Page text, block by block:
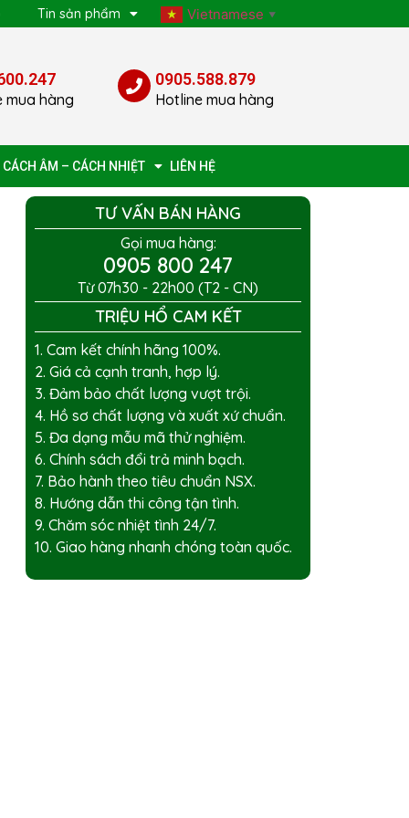
Tin sản phẩm Vietnamese ▼
mua hàng
0905.588.879
Hotline mua hàng
CÁCH ÂM – CÁCH NHIỆT LIÊN HỆ
TƯ VẤN BÁN HÀNG
Gọi mua hàng:
0905 800 247
Từ 07h30 - 22h00 (T2 - CN)
TRIỆU HỔ CAM KẾT
1. Cam kết chính hãng 100%.
2. Giá cả cạnh tranh, hợp lý.
3. Đảm bảo chất lượng vượt trội.
4. Hồ sơ chất lượng và xuất xứ chuẩn.
5. Đa dạng mẫu mã thử nghiệm.
6. Chính sách đổi trả minh bạch.
7. Bảo hành theo tiêu chuẩn NSX.
8. Hướng dẫn thi công tận tình.
9. Chăm sóc nhiệt tình 24/7.
10. Giao hàng nhanh chóng toàn quốc.